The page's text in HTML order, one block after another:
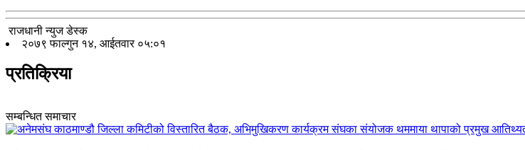
राजधानी न्युज डेस्क
२०७९ फाल्गुन १४, आईतवार ०५:०१
प्रतिक्रिया
सम्बन्धित समाचार